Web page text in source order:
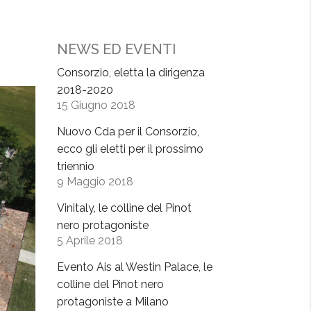
NEWS ED EVENTI
Consorzio, eletta la dirigenza
2018-2020
15 Giugno 2018
Nuovo Cda per il Consorzio,
ecco gli eletti per il prossimo
triennio
9 Maggio 2018
Vinitaly, le colline del Pinot
nero protagoniste
5 Aprile 2018
Evento Ais al Westin Palace, le
colline del Pinot nero
protagoniste a Milano